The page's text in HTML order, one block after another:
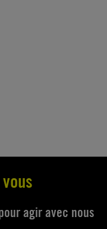
agir avec nous